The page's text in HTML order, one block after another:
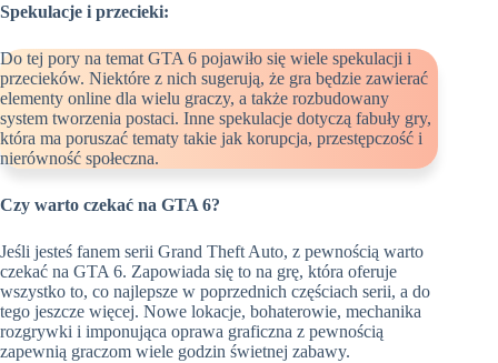
Spekulacje i przecieki:
Do tej pory na temat GTA 6 pojawiło się wiele spekulacji i
przecieków. Niektóre z nich sugerują, że gra będzie zawierać
elementy online dla wielu graczy, a także rozbudowany
system tworzenia postaci. Inne spekulacje dotyczą fabuły gry,
która ma poruszać tematy takie jak korupcja, przestępczość i
nierówność społeczna.
Czy warto czekać na GTA 6?
Jeśli jesteś fanem serii Grand Theft Auto, z pewnością warto
czekać na GTA 6. Zapowiada się to na grę, która oferuje
wszystko to, co najlepsze w poprzednich częściach serii, a do
tego jeszcze więcej. Nowe lokacje, bohaterowie, mechanika
rozgrywki i imponująca oprawa graficzna z pewnością
zapewnią graczom wiele godzin świetnej zabawy.